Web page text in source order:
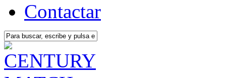
Contactar